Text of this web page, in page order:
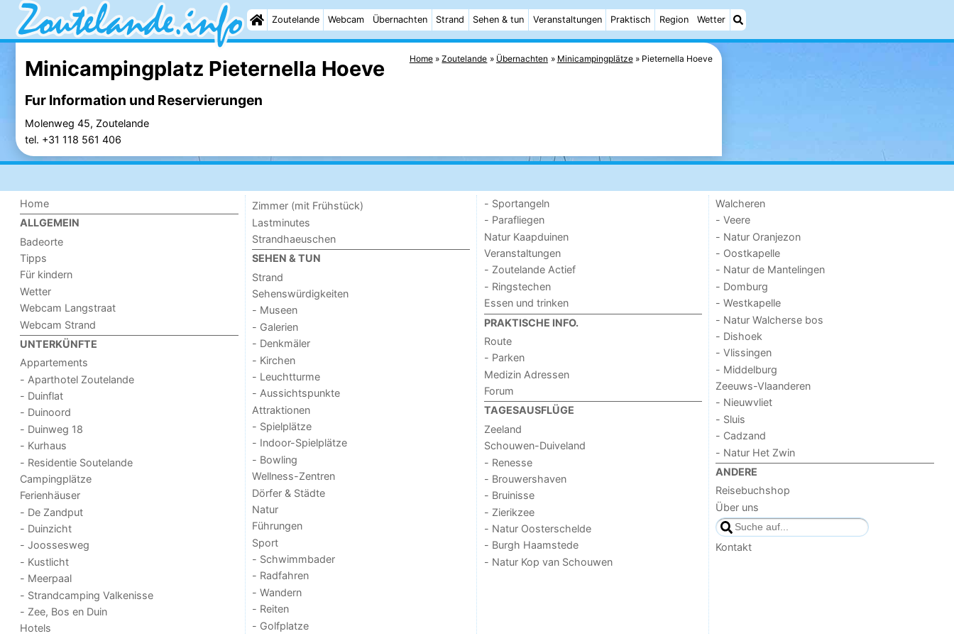
Zoutelande Webcam Übernachten Strand Sehen & tun Veranstaltungen Praktisch Region Wetter
Home Zoutelande Übernachten Minicampingplätze Pieternella Hoeve
Minicampingplatz Pieternella Hoeve
Fur Information und Reservierungen
Molenweg 45, Zoutelande
tel. +31 118 561 406
Home
ALLGEMEIN
Badeorte
Tipps
Für kindern
Wetter
Webcam Langstraat
Webcam Strand
UNTERKÜNFTE
Appartements
- Aparthotel Zoutelande
- Duinflat
- Duinoord
- Duinweg 18
- Kurhaus
- Residentie Soutelande
Campingplätze
Ferienhäuser
- De Zandput
- Duinzicht
- Joossesweg
- Kustlicht
- Meerpaal
- Strandcamping Valkenisse
- Zee, Bos en Duin
Hotels
Zimmer (mit Frühstück)
Lastminutes
Strandhaeuschen
SEHEN & TUN
Strand
Sehenswürdigkeiten
- Museen
- Galerien
- Denkmäler
- Kirchen
- Leuchtturme
- Aussichtspunkte
Attraktionen
- Spielplätze
- Indoor-Spielplätze
- Bowling
Wellness-Zentren
Dörfer & Städte
Natur
Führungen
Sport
- Schwimmbader
- Radfahren
- Wandern
- Reiten
- Golfplatze
- Sportangeln
- Parafliegen
Natur Kaapduinen
Veranstaltungen
- Zoutelande Actief
- Ringstechen
Essen und trinken
PRAKTISCHE INFO.
Route
- Parken
Medizin Adressen
Forum
TAGESAUSFLÜGE
Zeeland
Schouwen-Duiveland
- Renesse
- Brouwershaven
- Bruinisse
- Zierikzee
- Natur Oosterschelde
- Burgh Haamstede
- Natur Kop van Schouwen
Walcheren
- Veere
- Natur Oranjezon
- Oostkapelle
- Natur de Mantelingen
- Domburg
- Westkapelle
- Natur Walcherse bos
- Dishoek
- Vlissingen
- Middelburg
Zeeuws-Vlaanderen
- Nieuwvliet
- Sluis
- Cadzand
- Natur Het Zwin
ANDERE
Reisebuchshop
Über uns
Kontakt